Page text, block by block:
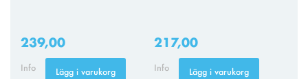
239,00
Info Lägg i varukorg
217,00
Info Lägg i varukorg